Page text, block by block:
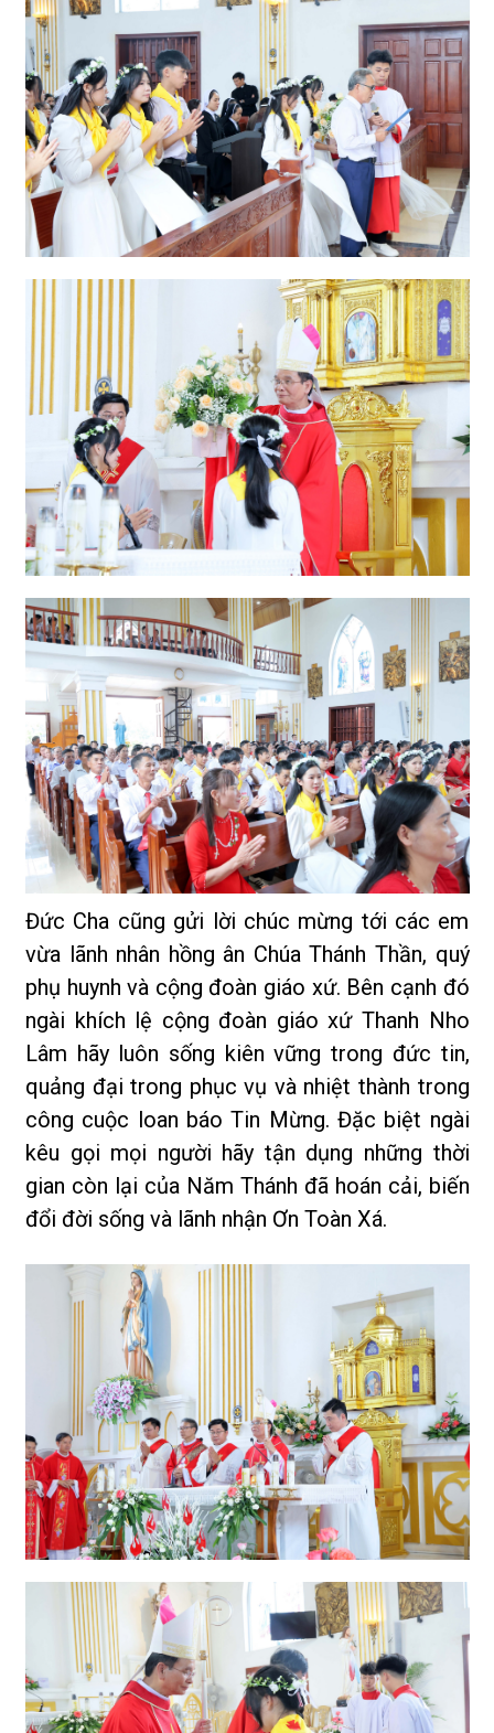
Đức Cha cũng gửi lời chúc mừng tới các em
vừa lãnh nhân hồng ân Chúa Thánh Thần, quý
phụ huynh và cộng đoàn giáo xứ. Bên cạnh đó
ngài khích lệ cộng đoàn giáo xứ Thanh Nho
Lâm hãy luôn sống kiên vững trong đức tin,
quảng đại trong phục vụ và nhiệt thành trong
công cuộc loan báo Tin Mừng. Đặc biệt ngài
kêu gọi mọi người hãy tận dụng những thời
gian còn lại của Năm Thánh đã hoán cải, biến
đổi đời sống và lãnh nhận Ơn Toàn Xá.